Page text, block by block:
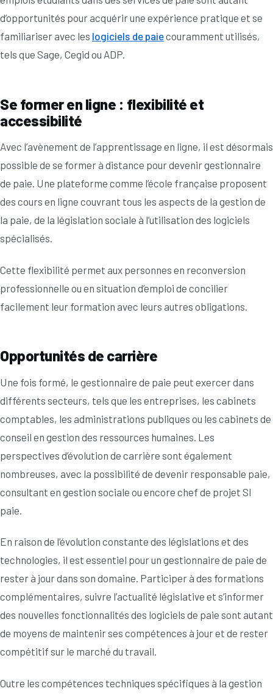
d’opportunités pour acquérir une expérience pratique et se
familiariser avec les logiciels de paiecouramment utilisés,
tels que Sage, Cegid ou ADP.
Se former en ligne : flexibilité et
accessibilité
Avec l’avènement de l’apprentissage en ligne, il est désormais
possible de se former à distance pour devenir gestionnaire
de paie. Une plateforme comme l’école française proposent
des cours en ligne couvrant tous les aspects de la gestion de
la paie, de la législation sociale à l’utilisation des logiciels
spécialisés.
Cette flexibilité permet aux personnes en reconversion
professionnelle ou en situation d’emploi de concilier
facilement leur formation avec leurs autres obligations.
Opportunités de carrière
Une fois formé, le gestionnaire de paie peut exercer dans
différents secteurs, tels que les entreprises, les cabinets
comptables, les administrations publiques ou les cabinets de
conseil en gestion des ressources humaines. Les
perspectives d’évolution de carrière sont également
nombreuses, avec la possibilité de devenir responsable paie,
consultant en gestion sociale ou encore chef de projet SI
paie.
En raison de l’évolution constante des législations et des
technologies, il est essentiel pour un gestionnaire de paie de
rester à jour dans son domaine. Participer à des formations
complémentaires, suivre l’actualité législative et s’informer
des nouvelles fonctionnalités des logiciels de paie sont autant
de moyens de maintenir ses compétences à jour et de rester
compétitif sur le marché du travail.
Outre les compétences techniques spécifiques à la gestion